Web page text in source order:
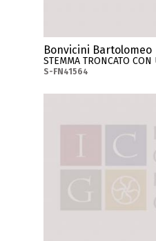
Bonvicini Bartolomeo
STEMMA TRONCATO CON
S-FN41564